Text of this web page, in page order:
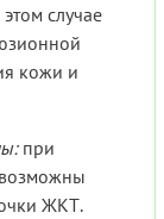
случае
кожи и
при
ЖКТ.